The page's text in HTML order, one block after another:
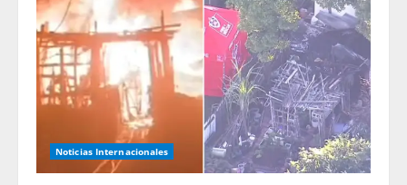
Noticias Internacionales